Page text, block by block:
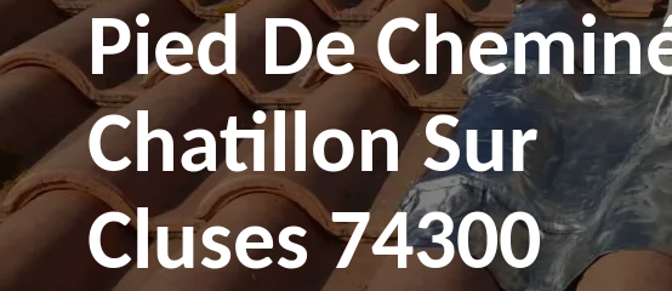
Pied De
Chatillon Sur
Cluses 74300